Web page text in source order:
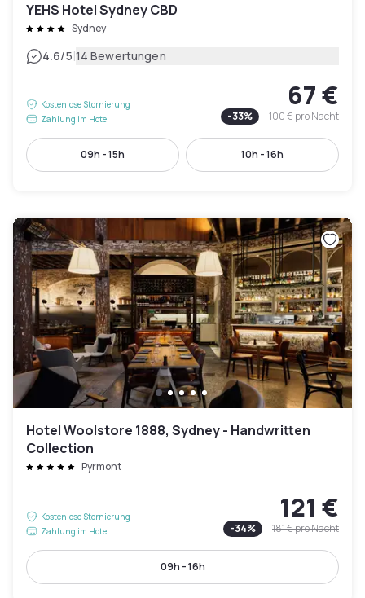
YEHS Hotel Sydney CBD
Sydney
4.6/5|14 Bewertungen
Kostenlose Stornierung
Zahlung im Hotel
67 €
-33% 100 €pro Nacht
09h - 15h 10h - 16h
Hotel Woolstore 1888, Sydney - Handwritten
Collection
Pyrmont
Kostenlose Stornierung
Zahlung im Hotel
121 €
-34% 181 €pro Nacht
09h - 16h